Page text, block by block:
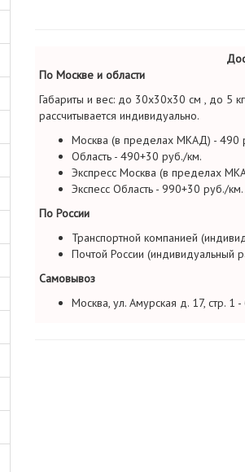
По Москве и области
Габариты и вес: до 30х30х30 см , до 5
рассчитывается индивидуально.
Москва (в пределах МКАД) - 490
Область - 490+30 руб./км.
Экспресс Москва (в пределах
Экспесс Область - 990+30 руб./км.
По России
Транспортной компанией
Почтой России (индивидуальный
Самовывоз
Москва, ул. Амурская д. 17, стр. 1 -